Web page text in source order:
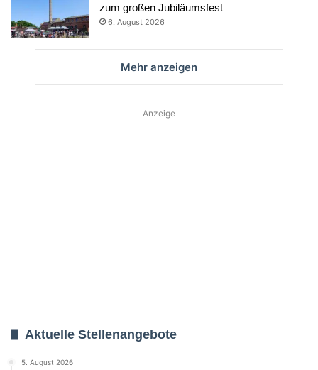
zum großen Jubiläumsfest
6. August 2026
Mehr anzeigen
Anzeige
Aktuelle Stellenangebote
5. August 2026